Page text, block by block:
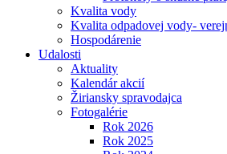
Kvalita vody
Kvalita odpadovej vody-
Hospodárenie
Udalosti
Aktuality
Kalendár akcií
Žiriansky spravodajca
Fotogalérie
Rok 2026
Rok 2025